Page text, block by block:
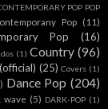
POP POP
Pop (11)
Pop
(16)
(1) Country (96)
(25) Covers (1)
Dance Pop (204)
wave (5) DARK-POP (1)